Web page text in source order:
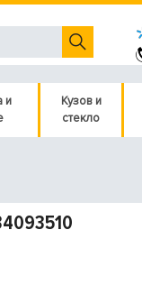
и
Кузов и
стекло